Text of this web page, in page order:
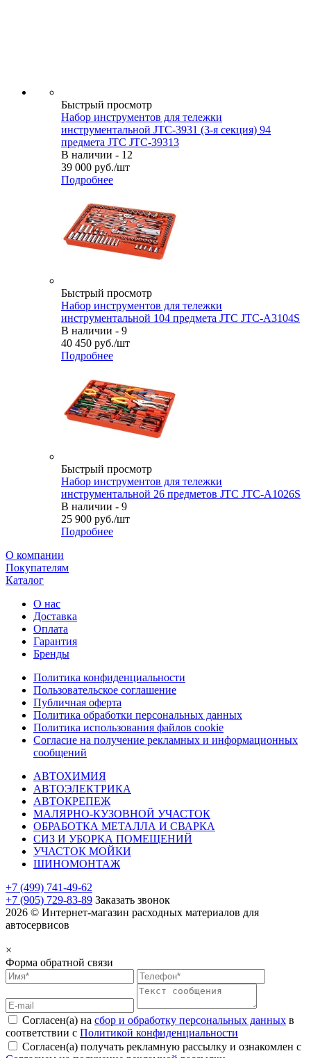
Быстрый просмотр
Набор инструментов для тележки
инструментальной JTC-3931 (3-я секция) 94
предмета JTC JTC-39313
В наличии - 12
39 000 руб./шт
Подробнее
Быстрый просмотр
Набор инструментов для тележки
инструментальной 104 предмета JTC JTC-A3104S
В наличии - 9
40 450 руб./шт
Подробнее
Быстрый просмотр
Набор инструментов для тележки
инструментальной 26 предметов JTC JTC-A1026S
В наличии - 9
25 900 руб./шт
Подробнее
О компании
Покупателям
Каталог
О нас
Доставка
Оплата
Гарантия
Бренды
Политика конфиденциальности
Пользовательское соглашение
Публичная оферта
Политика обработки персональных данных
Политика использования файлов cookie
Согласие на получение рекламных и информационных
сообщений
АВТОХИМИЯ
АВТОЭЛЕКТРИКА
АВТОКРЕПЕЖ
МАЛЯРНО-КУЗОВНОЙ УЧАСТОК
ОБРАБОТКА МЕТАЛЛА И СВАРКА
СИЗ И УБОРКА ПОМЕЩЕНИЙ
УЧАСТОК МОЙКИ
ШИНОМОНТАЖ
+7 (499) 741-49-62
+7 (905) 729-83-89 Заказать звонок
2026 © Интернет-магазин расходных материалов для
автосервисов
×
Форма обратной связи
Согласен(а) на сбор и обработку персональных данных в
соответствии с Политикой конфиденциальности
Согласен(а) получать рекламную рассылку и ознакомлен с